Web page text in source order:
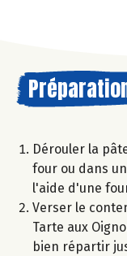
Dérouler la
four ou dans
l'aide d'une
Verser le
Tarte aux
bien répartir